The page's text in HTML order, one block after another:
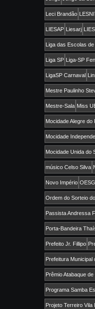
Leci Brandão
LIESAP Liesarj
Liga das Escolas
Liga SP Liga-SP
LigaSP Carnaval
Mestre Paulinho
Mestre-Sala Miss
Mocidade Alegre do
Mocidade
Mocidade Unida do
músico Celso Silva
Novo Império OESG
Ordem do Sorteio
Passista Andressa
Porta-Bandeira
Prefeito Jr. Fillipo
Prefeitura Municipal
Prêmio Atabaque
Programa Samba
Projeto Terreiro Vila